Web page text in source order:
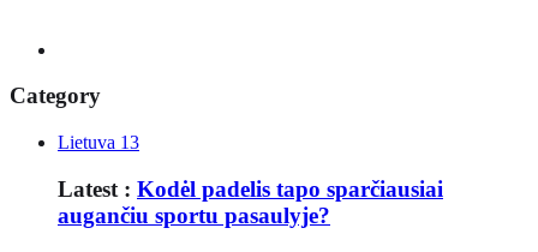
Category
Lietuva 13
Latest : Kodėl padelis tapo sparčiausiai
augančiu sportu pasaulyje?